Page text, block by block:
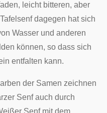
leicht bitteren, aber
dagegen hat sich
Wasser und anderen
können, so dass sich
entfalten kann.
der Samen zeichnen
Senf auch durch
Senf mit dem